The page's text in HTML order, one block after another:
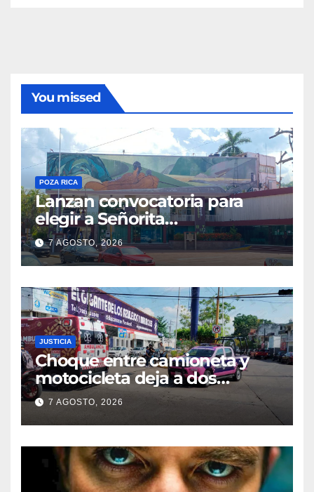
You missed
POZA RICA
Lanzan convocatoria para
elegir a Señorita
Independencia, Patria y
Libertad 2026
7 AGOSTO, 2026
JUSTICIA
Choque entre camioneta y
motocicleta deja a dos
jóvenes lesionados en la
colonia 27 de Septiembre de
Poza Rica
7 AGOSTO, 2026